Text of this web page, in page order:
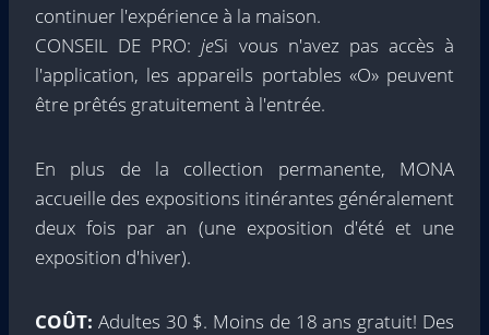
continuer l'expérience à la maison.
CONSEIL DE PRO:jeSi vous n'avez pas accès à
l'application, les appareils portables «O» peuvent
être prêtés gratuitement à l'entrée.
En plus de la collection permanente, MONA
accueille des expositions itinérantes généralement
deux fois par an (une exposition d'été et une
exposition d'hiver).
COÛT: Adultes 30 $. Moins de 18 ans gratuit! Des